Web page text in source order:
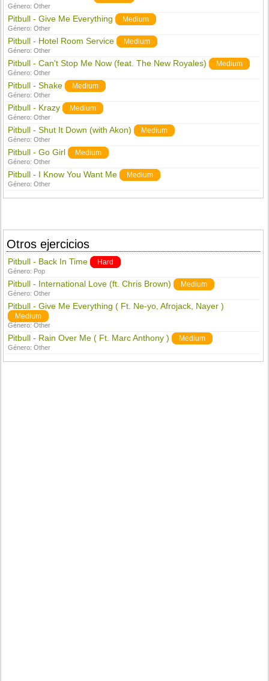
Género:Other
Pitbull - Give Me Everything Medium
Género:Other
Pitbull - Hotel Room Service Medium
Género:Other
Pitbull - Can't Stop Me Now (feat. The New Royales) Medium
Género:Other
Pitbull - Shake Medium
Género:Other
Pitbull - Krazy Medium
Género:Other
Pitbull - Shut It Down (with Akon) Medium
Género:Other
Pitbull - Go Girl Medium
Género:Other
Pitbull - I Know You Want Me Medium
Género:Other
Otros ejercicios
Pitbull - Back In Time Hard
Género: Pop
Pitbull - International Love (ft. Chris Brown) Medium
Género:Other
Pitbull - Give Me Everything ( Ft. Ne-yo, Afrojack, Nayer )
Medium
Género:Other
Pitbull - Rain Over Me ( Ft. Marc Anthony ) Medium
Género:Other